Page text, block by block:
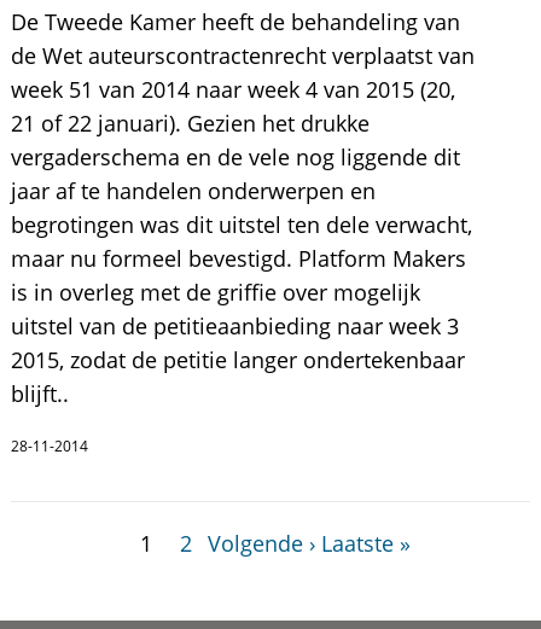
De Tweede Kamer heeft de behandeling van
de Wet auteurscontractenrecht verplaatst van
week 51 van 2014 naar week 4 van 2015 (20,
21 of 22 januari). Gezien het drukke
vergaderschema en de vele nog liggende dit
jaar af te handelen onderwerpen en
begrotingen was dit uitstel ten dele verwacht,
maar nu formeel bevestigd. Platform Makers
is in overleg met de griffie over mogelijk
uitstel van de petitieaanbieding naar week 3
2015, zodat de petitie langer ondertekenbaar
blijft..
28-11-2014
1 2 Volgende › Laatste »